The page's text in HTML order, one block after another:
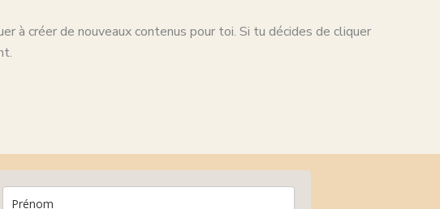
à créer de nouveaux contenus pour toi. Si tu décides de cliquer